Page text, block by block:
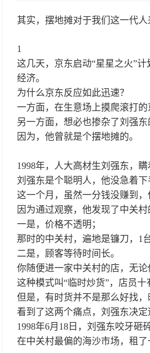
其实，摆地摊对于我们这一代
1
这几天，京东启动“星星之火”
经济。
为什么京东反应如此迅速？
一方面，在生意场上摸爬滚打的
另一方面，想必也掺杂了刘强东
因为，他曾就是个摆地摊的。
1998年，人大高材生刘强东，
刘强东是个聪明人，他没急着下
这一个月，虽然一分钱没赚到，
因为通过观察，他发现了中关村
一是，价格不透明；
那时的中关村，遍地是镰刀，1
二是，顾客等待时间长。
你随便进一家中关村的店，无
这种模式叫“临时炒货”，店员十
但是，有时货并不是那么好找，
看到了这两个痛点，刘强东决定
1998年6月18日，刘强东咬牙砸
在中关村最偏的海沙市场，租了